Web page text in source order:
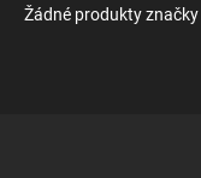
Žádné produkty značky